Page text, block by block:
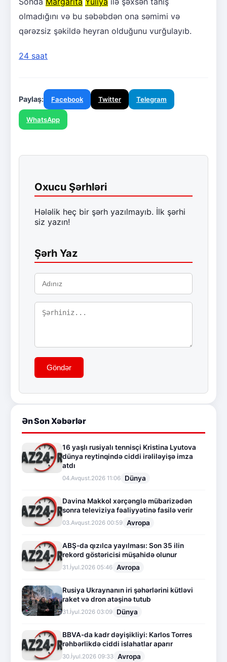
olmadığını və bu səbəbdən ona səmimi və
qərəzsiz şəkildə heyran olduğunu vurğulayıb.
24 saat
Paylaş: Facebook Twitter Telegram
WhatsApp
Oxucu Şərhləri
Hələlik heç bir şərh yazılmayıb. İlk şərhi
siz yazın!
Şərh Yaz
Göndər
Ən Son Xəbərlər
16 yaşlı rusiyalı tennisçi Kristina Lyutova
dünya reytinqində ciddi irəliləyişə imza
atdı
04.Avqust.2026 11:06 Dünya
Davina Makkol xərçənglə mübarizədən
sonra televiziya fəaliyyətinə fasilə verir
03.Avqust.2026 00:59 Avropa
ABŞ-da qızılca yayılması: Son 35 ilin
rekord göstəricisi müşahidə olunur
31.İyul.2026 05:46 Avropa
Rusiya Ukraynanın iri şəhərlərini kütləvi
raket və dron atəşinə tutub
31.İyul.2026 03:09 Dünya
BBVA-da kadr dəyişikliyi: Karlos Torres
rəhbərlikdə ciddi islahatlar aparır
30.İyul.2026 09:33 Avropa